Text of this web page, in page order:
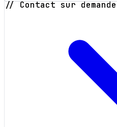
// Contact sur demande